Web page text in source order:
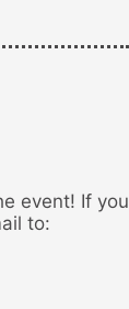
event! If you
to: